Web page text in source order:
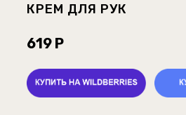
КРЕМ ДЛЯ РУК
619 Р